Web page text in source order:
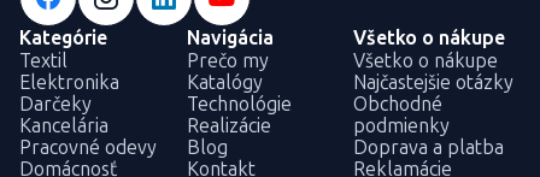
Kategórie
Textil
Elektronika
Darčeky
Kancelária
Pracovné odevy
Domácnosť
Navigácia
Prečo my
Katalógy
Technológie
Realizácie
Blog
Kontakt
Všetko o nákupe
Všetko o nákupe
Najčastejšie otázky
Obchodné
podmienky
Doprava a platba
Reklamácie